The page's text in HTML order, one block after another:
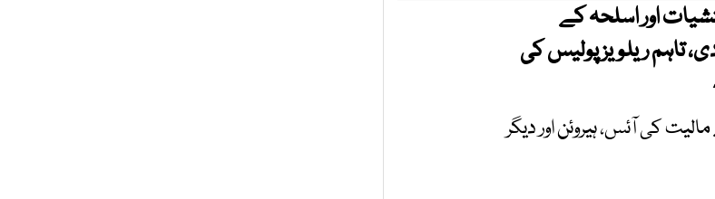
اور اسلحہ کے
تاہم ریلویز پولیس کی
کی آئس، ہیروئن اور دیگر